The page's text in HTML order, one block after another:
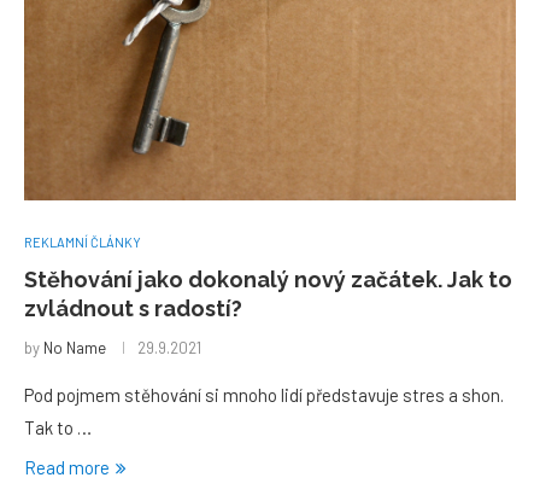
REKLAMNÍ ČLÁNKY
Stěhování jako dokonalý nový začátek. Jak to
zvládnout s radostí?
by No Name 29.9.2021
Pod pojmem stěhování si mnoho lidí představuje stres a shon.
Tak to …
Read more